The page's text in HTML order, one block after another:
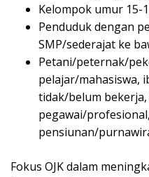
Kelompok umur 15-
Penduduk dengan
SMP/sederajat ke
Petani/peternak/
pelajar/mahasiswa,
tidak/belum
pegawai/
pensiunan/
Fokus OJK dalam